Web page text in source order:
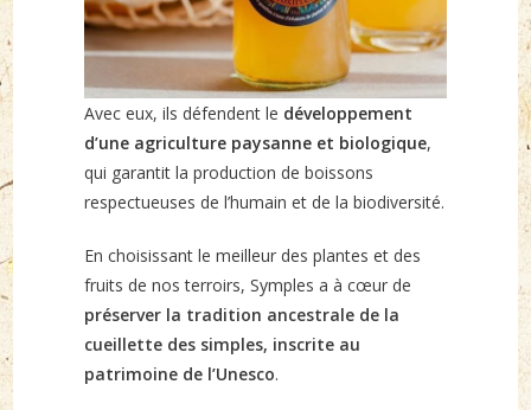
Avec eux, ils défendent le développement
d’une agriculture paysanne et biologique,
qui garantit la production de boissons
respectueuses de l’humain et de la biodiversité.
En choisissant le meilleur des plantes et des
fruits de nos terroirs, Symples a à cœur de
préserver la tradition ancestrale de la
cueillette des simples, inscrite au
patrimoine de l’Unesco.